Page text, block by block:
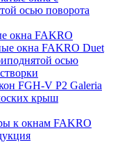
осью поворота
окна FAKRO
окна FAKRO Duet
осью
FGH-V P2 Galeria
крыш
к окнам FAKRO